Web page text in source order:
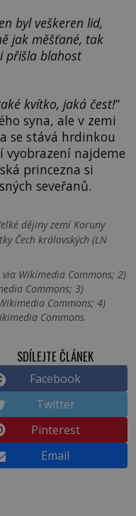
byl veškeren lid,
jak měšťané, tak
přišla blahost
kvítko, jaká čest!“
syna, ale v zemi
se stává hrdinkou
najdeme
princezna si
seveřanů.
dějiny zemí Koruny
Čech královských (LN
via Wikimedia Commons; 2)
Commons; 3)
Commons; 4)
Commons
SDÍLEJTE ČLÁNEK
Facebook
Twitter
Pinterest
Email